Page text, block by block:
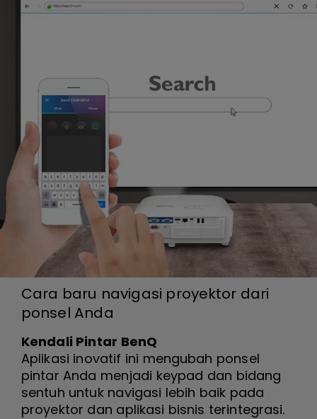
Cara baru navigasi proyektor dari
ponsel Anda
Kendali Pintar BenQ
Aplikasi inovatif ini mengubah ponsel
pintar Anda menjadi keypad dan bidang
sentuh untuk navigasi lebih baik pada
proyektor dan aplikasi bisnis terintegrasi.